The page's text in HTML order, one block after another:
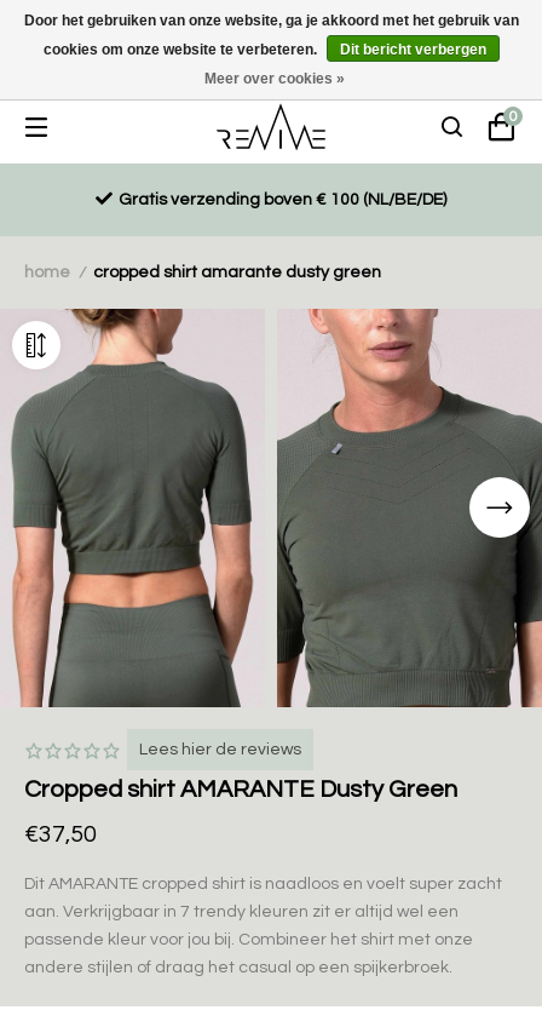
Duurzaam, eco-vriendelijk en ethisch gemaakte producten
0
Gratis verzending boven € 100 (NL/BE/DE)
home / cropped shirt amarante dusty green
Lees hier de reviews
Cropped shirt AMARANTE Dusty Green
€37,50
Dit AMARANTE cropped shirt is naadloos en voelt super zacht
aan. Verkrijgbaar in 7 trendy kleuren zit er altijd wel een
passende kleur voor jou bij. Combineer het shirt met onze
andere stijlen of draag het casual op een spijkerbroek.
Door het gebruiken van onze website, ga je akkoord met het gebruik van
cookies om onze website te verbeteren.
Dit bericht verbergen
Meer over cookies »